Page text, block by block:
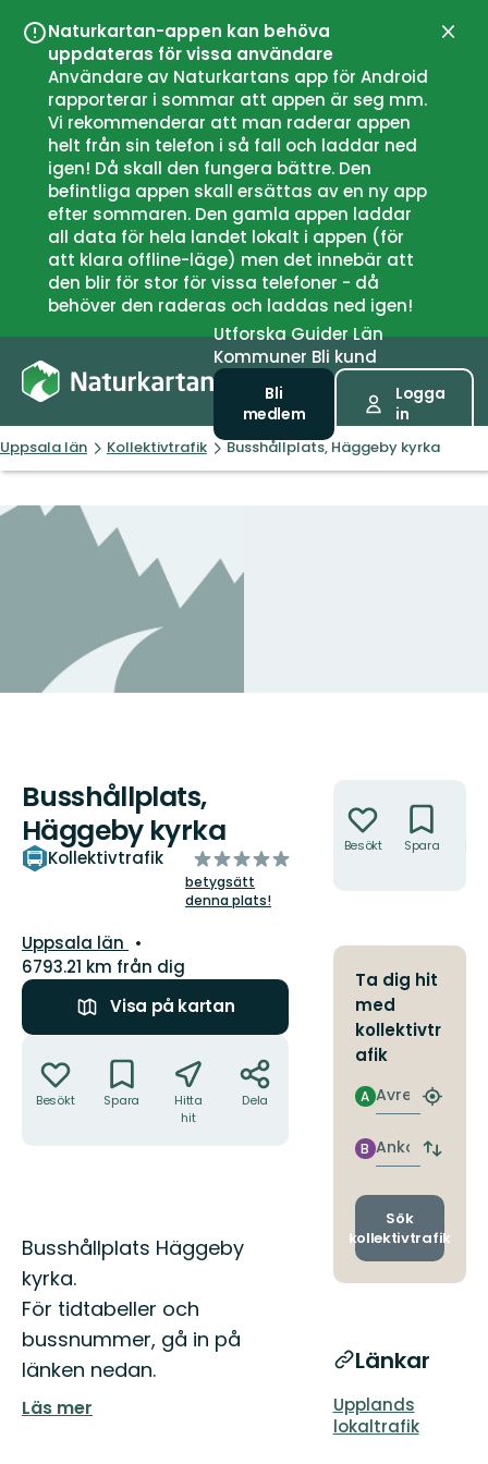
Naturkartan-appen kan behöva
uppdateras för vissa användare
Användare av Naturkartans app för Android
rapporterar i sommar att appen är seg mm.
Vi rekommenderar att man raderar appen
helt från sin telefon i så fall och laddar ned
igen! Då skall den fungera bättre. Den
befintliga appen skall ersättas av en ny app
efter sommaren. Den gamla appen laddar
all data för hela landet lokalt i appen (för
att klara offline-läge) men det innebär att
den blir för stor för vissa telefoner - då
behöver den raderas och laddas ned igen!
UtforskaGuiderLän
Kommuner Bli kund
Bli
medlem
Logga
in
Uppsala län Kollektivtrafik Busshållplats, Häggeby kyrka
Busshållplats,
Häggeby kyrka
Kollektivtrafik
av
5
stjärnor
betygsätt
denna plats!
Län:
Uppsala län
6793.21 km från dig
Visa på kartan
Besökt Spara
Hitta
hit
Dela
Beskrivning
Busshållplats Häggeby
kyrka.
För tidtabeller och
bussnummer, gå in på
länken nedan.
Läs mer
Besökt Spara
Ta dig hit
med
kollektivtr
afik
Avresa
A
Hitta
Ankomst
B
Byt
och
Sök
kollektivtrafik
Länkar
Upplands
lokaltrafik